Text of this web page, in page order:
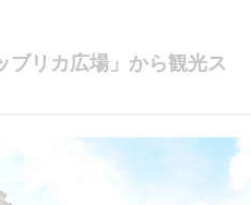
ブリカ広場」から観光ス